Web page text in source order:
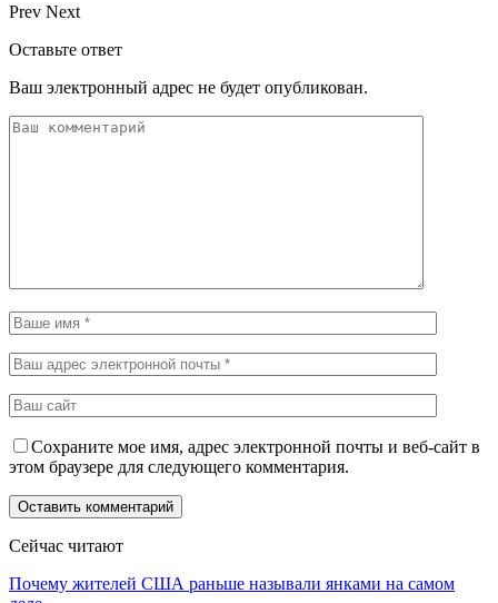
Prev Next
Оставьте ответ
Ваш электронный адрес не будет опубликован.
Сохраните мое имя, адрес электронной почты и веб-сайт в
этом браузере для следующего комментария.
Сейчас читают
Почему жителей США раньше называли янками на самом